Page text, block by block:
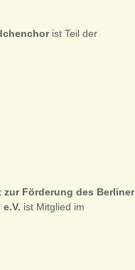
ist Teil der
zur Förderung des Berliner
ist Mitglied im